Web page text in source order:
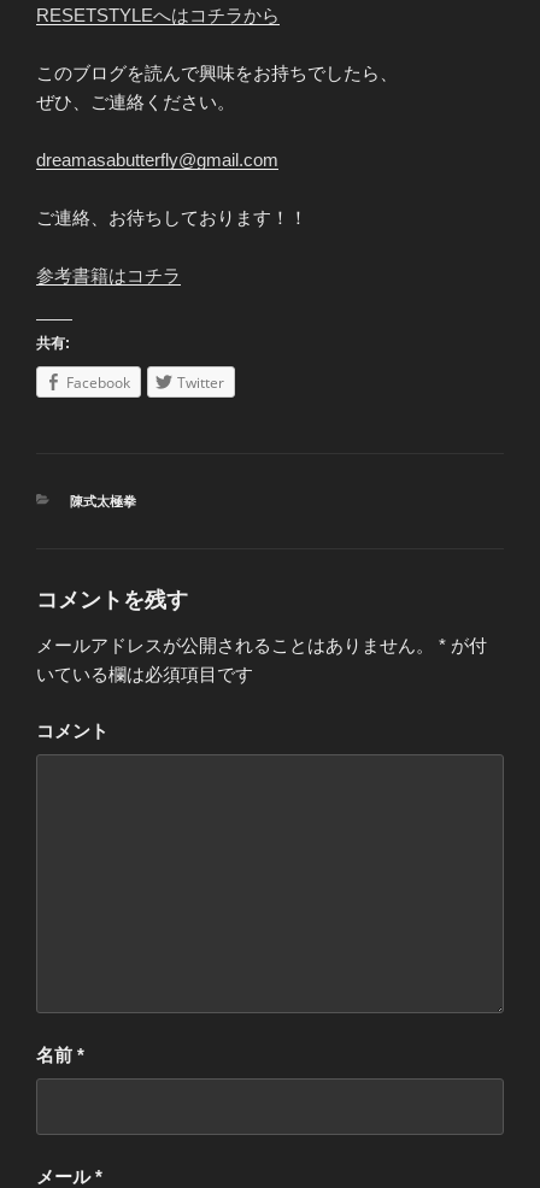
RESETSTYLEへはコチラから
このブログを読んで興味をお持ちでしたら、
ぜひ、ご連絡ください。
dreamasabutterfly@gmail.com
ご連絡、お待ちしております！！
参考書籍はコチラ
共有:
Facebook Twitter
カ
ー
陳式太極拳
コメントを残す
メールアドレスが公開されることはありません。 * が付
いている欄は必須項目です
コメント
名前 *
メール*